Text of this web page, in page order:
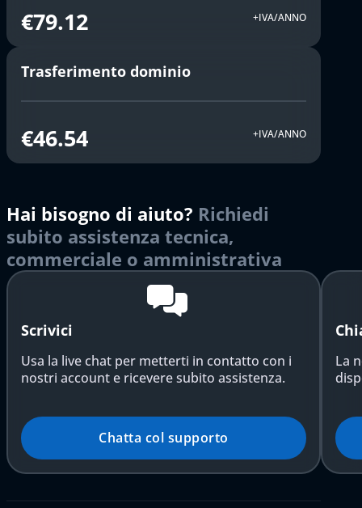
€79.12 +IVA/ANNO
Trasferimento dominio
€46.54 +IVA/ANNO
Hai bisogno di aiuto? Richiedi
subito assistenza tecnica,
commerciale o amministrativa
Scrivici
Usa la live chat per metterti in contatto con i
nostri account e ricevere subito assistenza.
Chatta col supporto
La